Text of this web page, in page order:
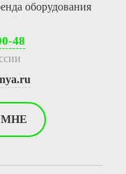
оборудования
48
МНЕ